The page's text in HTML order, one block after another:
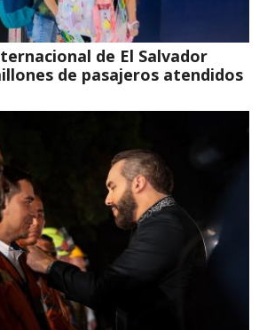
de El Salvador
de pasajeros atendidos